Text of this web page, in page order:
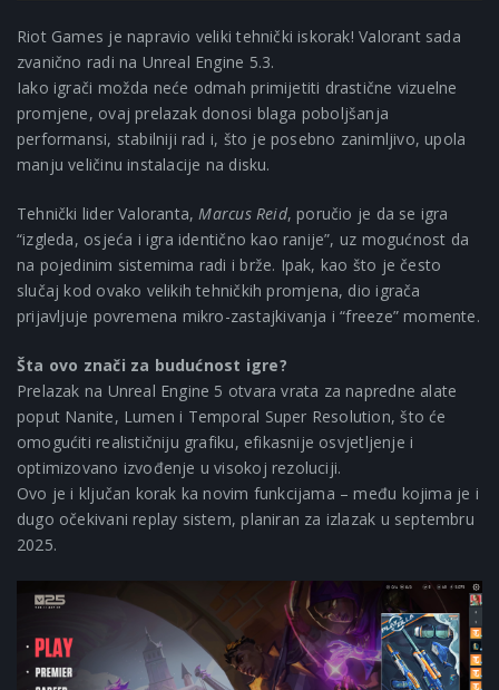
Riot Games je napravio veliki tehnički iskorak! Valorant sada
zvanično radi na Unreal Engine 5.3.
Iako igrači možda neće odmah primijetiti drastične vizuelne
promjene, ovaj prelazak donosi blaga poboljšanja
performansi, stabilniji rad i, što je posebno zanimljivo, upola
manju veličinu instalacije na disku.
Tehnički lider Valoranta,Marcus Reid, poručio je da se igra
“izgleda, osjeća i igra identično kao ranije”, uz mogućnost da
na pojedinim sistemima radi i brže. Ipak, kao što je često
slučaj kod ovako velikih tehničkih promjena, dio igrača
prijavljuje povremena mikro-zastajkivanja i “freeze” momente.
Šta ovo znači za budućnost igre?
Prelazak na Unreal Engine 5 otvara vrata za napredne alate
poput Nanite, Lumen i Temporal Super Resolution, što će
omogućiti realističniju grafiku, efikasnije osvjetljenje i
optimizovano izvođenje u visokoj rezoluciji.
Ovo je i ključan korak ka novim funkcijama – među kojima je i
dugo očekivani replay sistem, planiran za izlazak u septembru
2025.